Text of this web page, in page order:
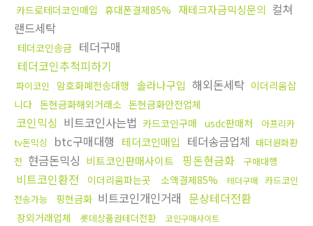
카드로테더코인매입 휴대폰결제85% 재테크자금믹싱문의 컬쳐
랜드세탁
테더코인송금 테더구매
테더코인추척피하기
파이코인 암호화폐전송대행 솔라나구입 해외돈세탁 이더리움삽
니다 돈현금화해외거래소 돈현금화안전업체
코인믹싱 비트코인사는법 카드코인구매 usdc판매처
아프리카
tv돈믹싱
btc구매대행 테더코인매입 테더송금업체 태더원화환
전 현금돈믹싱 비트코인판매사이트 핑돈현금화 구매대행
비트코인환전 이더리움파는곳 소액결제85% 테더구매 카드코인
전송가능
핑현금화 비트코인개인거래 문상테더전환
장외거래업체 롯데상품권테더전환 코인구매사이트